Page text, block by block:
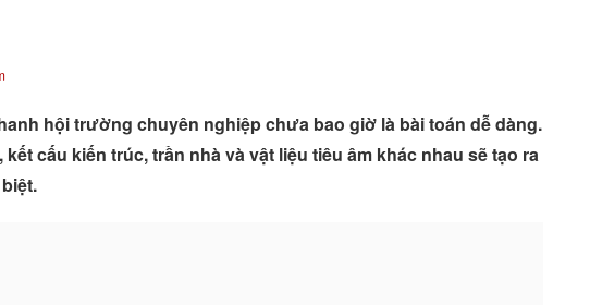
hội trường chuyên nghiệp chưa bao giờ là bài toán dễ dàng.
cấu kiến trúc, trần nhà và vật liệu tiêu âm khác nhau sẽ tạo ra